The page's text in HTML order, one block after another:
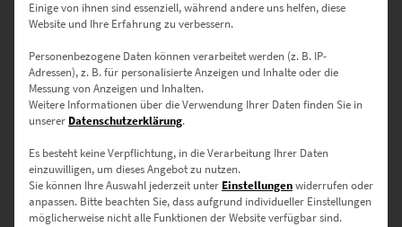
EZ00843 Corvette C1 An American Dream
Einige von ihnen sind essenziell, während andere uns helfen, diese
Website und Ihre Erfahrung zu verbessern.
Personenbezogene Daten können verarbeitet werden (z. B. IP-
Adressen), z. B. für personalisierte Anzeigen und Inhalte oder die
Messung von Anzeigen und Inhalten.
Weitere Informationen über die Verwendung Ihrer Daten finden Sie in
unserer Datenschutzerklärung.
Es besteht keine Verpflichtung, in die Verarbeitung Ihrer Daten
einzuwilligen, um dieses Angebot zu nutzen.
Sie können Ihre Auswahl jederzeit unter Einstellungenwiderrufen oder
anpassen. Bitte beachten Sie, dass aufgrund individueller Einstellungen
möglicherweise nicht alle Funktionen der Website verfügbar sind.